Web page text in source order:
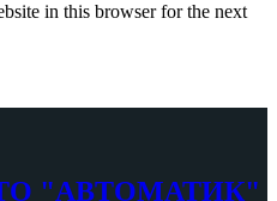
in this browser for the next
"АВТОМАТИК"